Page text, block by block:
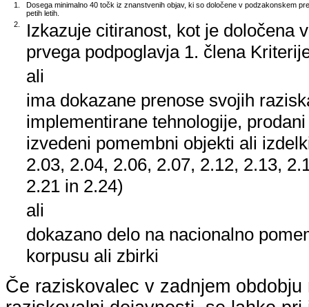
1.
Dosega minimalno 40 točk iz znanstvenih objav, ki so določene v podzakonskem
petih letih.
2.
Izkazuje citiranost, kot je določena
prvega podpoglavja 1. člena
ali
ima dokazane prenose svojih
implementirane tehnologije,
izvedeni pomembni objekti ali
2.03, 2.04, 2.06, 2.07, 2.12, 2.13,
2.21 in 2.24)
ali
dokazano delo na nacionalno
korpusu ali zbirki
Če raziskovalec v zadnjem